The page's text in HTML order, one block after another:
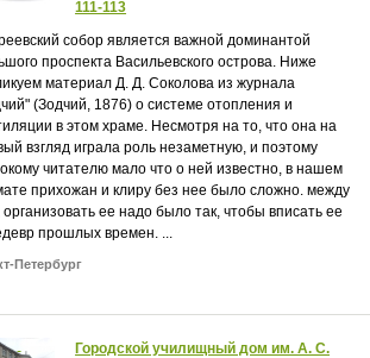
111-113
собор является важной доминантой
проспекта Васильевского острова. Ниже
материал Д. Д. Соколова из журнала
(Зодчий, 1876) о системе отопления и
в этом храме. Несмотря на то, что она на
взгляд играла роль незаметную, и поэтому
читателю мало что о ней известно, в нашем
прихожан и клиру без нее было сложно. между
организовать ее надо было так, чтобы вписать ее
прошлых времен. ...
Петербург
Городской училищный дом им. А. С.